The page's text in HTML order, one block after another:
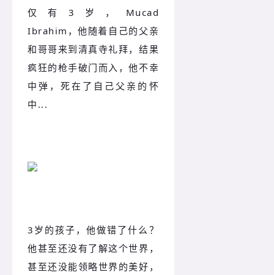
仅有3岁，Mucad
Ibrahim，他随着自己的父亲
和哥哥来到清真寺礼拜，结果
疯狂的枪手破门而入，他不幸
中弹，死在了自己父亲的怀
中...
3岁的孩子，他做错了什么？
他甚至还没有了解这个世界，
甚至还没能领略世界的美好，